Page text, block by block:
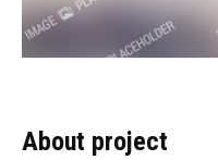
About project